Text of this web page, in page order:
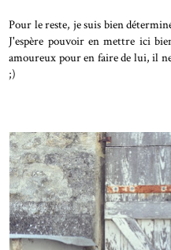
Pour le reste, je suis bien
J'espère pouvoir en mettre ici
amoureux pour en faire de lui, il
;)